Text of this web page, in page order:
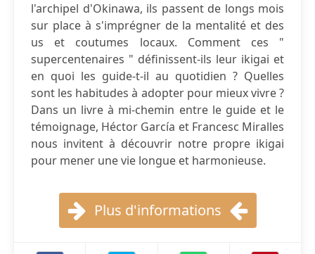
l'archipel d'Okinawa, ils passent de longs mois
sur place à s'imprégner de la mentalité et des
us et coutumes locaux. Comment ces "
supercentenaires " définissent-ils leur ikigai et
en quoi les guide-t-il au quotidien ? Quelles
sont les habitudes à adopter pour mieux vivre ?
Dans un livre à mi-chemin entre le guide et le
témoignage, Héctor García et Francesc Miralles
nous invitent à découvrir notre propre ikigai
pour mener une vie longue et harmonieuse.
Plus d'informations